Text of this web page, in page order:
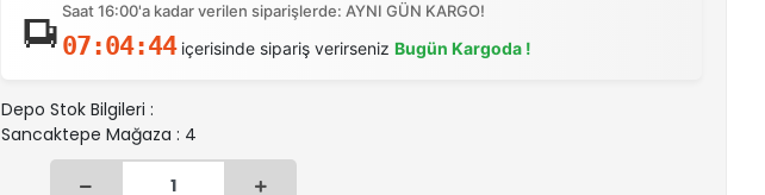
Saat 16:00'a kadar verilen siparişlerde: AYNI GÜN KARGO!
07:04:43içerisinde sipariş verirseniz Bugün Kargoda !
Depo Stok Bilgileri :
Sancaktepe Mağaza : 4